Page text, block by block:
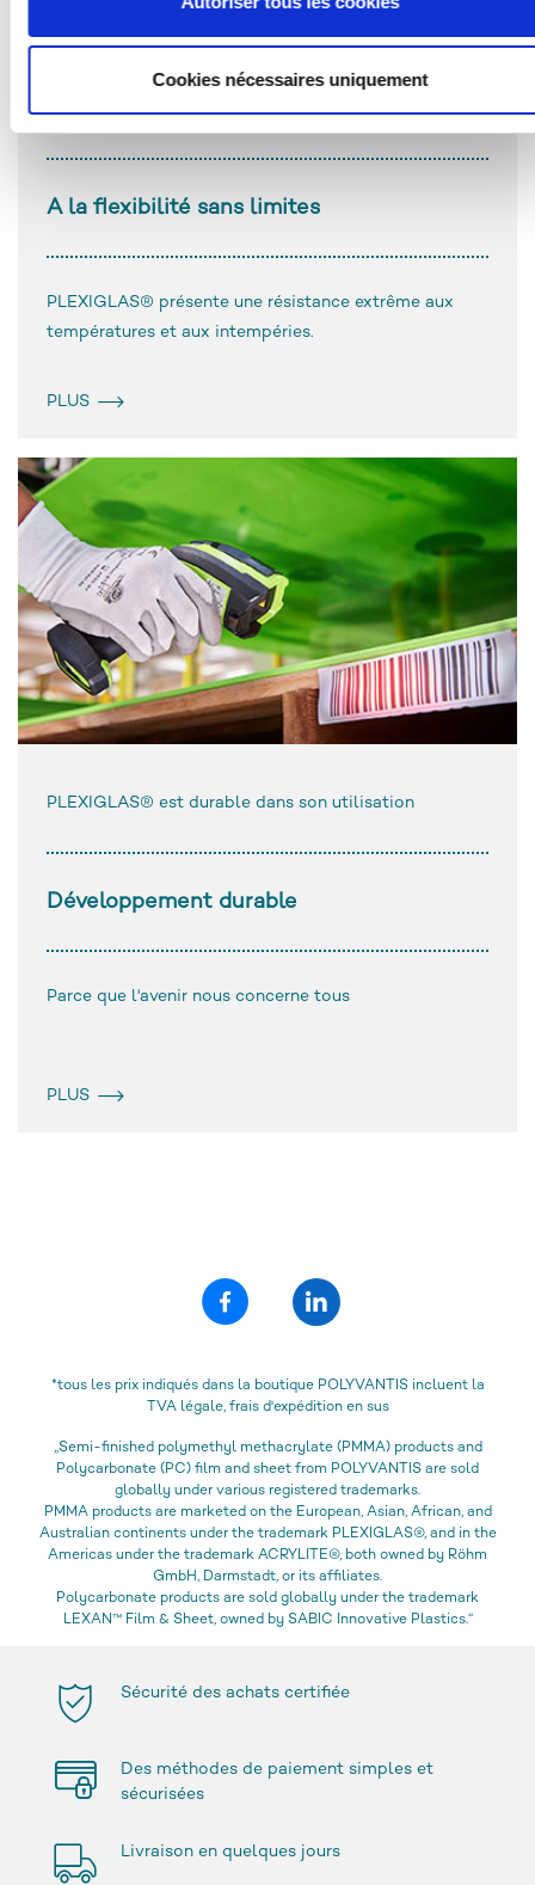
Cookies nécessaires uniquement
PLEXIGLAS® - une célèbre marque de acrylique.
A la flexibilité sans limites
PLEXIGLAS® présente une résistance extrême aux
températures et aux intempéries.
PLUS
PLEXIGLAS® est durable dans son utilisation
Développement durable
Parce que l'avenir nous concerne tous
PLUS
*tous les prix indiqués dans la boutique POLYVANTIS incluent la
TVA légale, frais d'expédition en sus
„Semi-finished polymethyl methacrylate (PMMA) products and
Polycarbonate (PC) film and sheet from POLYVANTIS are sold
globally under various registered trademarks.
PMMA products are marketed on the European, Asian, African, and
Australian continents under the trademark PLEXIGLAS®, and in the
Americas under the trademark ACRYLITE®, both owned by Röhm
GmbH, Darmstadt, or its affiliates.
Polycarbonate products are sold globally under the trademark
LEXAN™ Film & Sheet, owned by SABIC Innovative Plastics.“
Sécurité des achats certifiée
Des méthodes de paiement simples et
sécurisées
Livraison en quelques jours